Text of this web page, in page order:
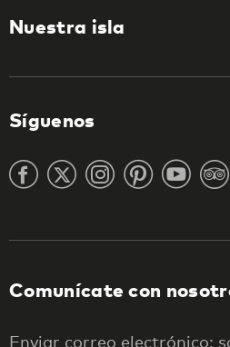
Nuestra isla
Síguenos
Comunícate con
Enviar correo electrónico: